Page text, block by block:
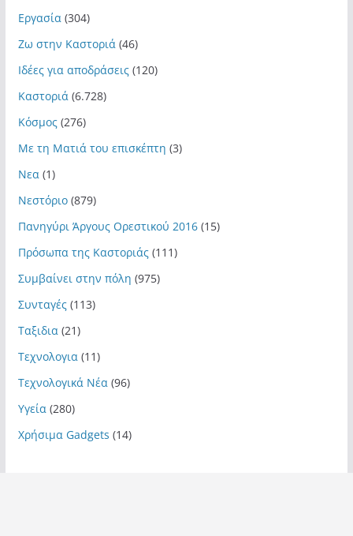
Εργασία (304)
Ζω στην Καστοριά (46)
Ιδέες για αποδράσεις(120)
Καστοριά (6.728)
Κόσμος(276)
Με τη Ματιά του επισκέπτη (3)
Νεα (1)
Νεστόριο(879)
Πανηγύρι Άργους Ορεστικού 2016(15)
Πρόσωπα της Καστοριάς(111)
Συμβαίνει στην πόλη (975)
Συνταγές(113)
Ταξιδια (21)
Τεχνολογια (11)
Τεχνολογικά Νέα (96)
Υγεία (280)
Χρήσιμα Gadgets (14)